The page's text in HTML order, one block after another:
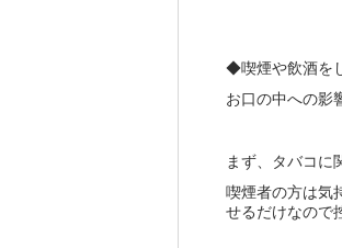
◆喫煙や飲酒を
お口の中への影
まず、タバコに
喫煙者の方は気
せるだけなので